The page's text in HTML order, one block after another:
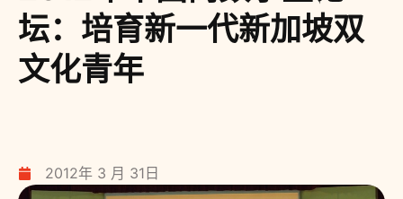
坛：培育新一代新加坡双
文化青年
2012年 3 月 31日